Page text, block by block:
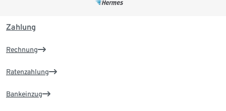
Zahlung
Rechnung
Ratenzahlung
Bankeinzug